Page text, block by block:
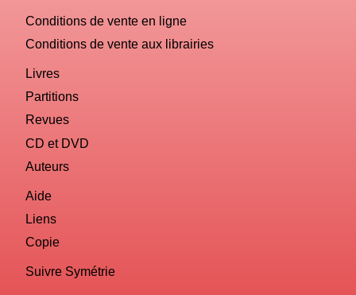
Conditions de vente en ligne
Conditions de vente aux librairies
Livres
Partitions
Revues
CD et DVD
Auteurs
Aide
Liens
Copie
Suivre Symétrie